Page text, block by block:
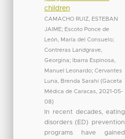
children
CAMACHO RUIZ, ESTEBAN
JAIME; Escoto Ponce de
León, María del Consuelo;
Contreras Landgrave,
Georgina;
Ibarra Espinosa,
Manuel Leonardo; Cervantes
Luna, Brenda Sarahi (Gaceta
Médica de Caracas
2021-05-
08)
In recent decades, eating
disorders (ED) prevention
programs have gained